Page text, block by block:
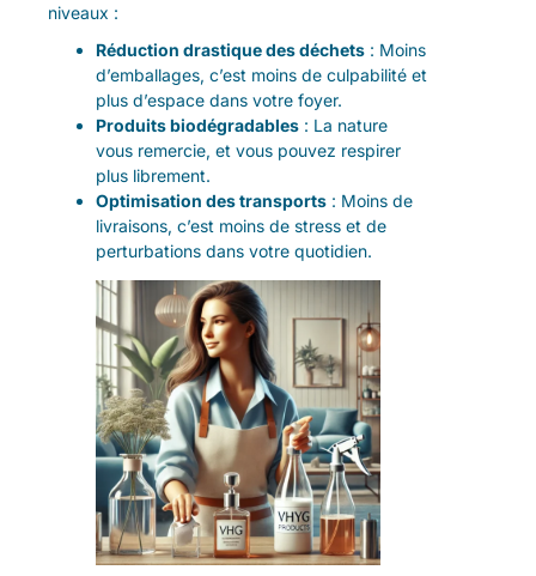
niveaux :
Réduction drastique des déchets : Moins
d’emballages, c’est moins de culpabilité et
plus d’espace dans votre foyer.
Produits biodégradables : La nature
vous remercie, et vous pouvez respirer
plus librement.
Optimisation des transports : Moins de
livraisons, c’est moins de stress et de
perturbations dans votre quotidien.